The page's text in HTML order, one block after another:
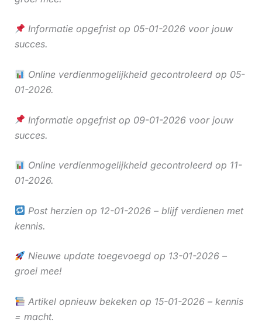
Informatie opgefrist op 05-01-2026 voor jouw
succes.
Online verdienmogelijkheid gecontroleerd op 05-
01-2026.
Informatie opgefrist op 09-01-2026 voor jouw
succes.
Online verdienmogelijkheid gecontroleerd op 11-
01-2026.
Post herzien op 12-01-2026 – blijf verdienen met
kennis.
Nieuwe update toegevoegd op 13-01-2026 –
groei mee!
Artikel opnieuw bekeken op 15-01-2026 – kennis
= macht.